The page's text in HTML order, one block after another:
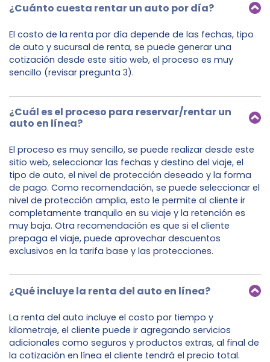
¿Cuánto cuesta rentar un auto por día?
El costo de la renta por día depende de las fechas, tipo
de auto y sucursal de renta, se puede generar una
cotización desde este sitio web, el proceso es muy
sencillo (revisar pregunta 3).
¿Cuál es el proceso para reservar/rentar un
auto en línea?
El proceso es muy sencillo, se puede realizar desde este
sitio web, seleccionar las fechas y destino del viaje, el
tipo de auto, el nivel de protección deseado y la forma
de pago. Como recomendación, se puede seleccionar el
nivel de protección amplia, esto le permite al cliente ir
completamente tranquilo en su viaje y la retención es
muy baja. Otra recomendación es que si el cliente
prepaga el viaje, puede aprovechar descuentos
exclusivos en la tarifa base y las protecciones.
¿Qué incluye la renta del auto en línea?
La renta del auto incluye el costo por tiempo y
kilometraje, el cliente puede ir agregando servicios
adicionales como seguros y productos extras, al final de
la cotización en línea el cliente tendrá el precio total.